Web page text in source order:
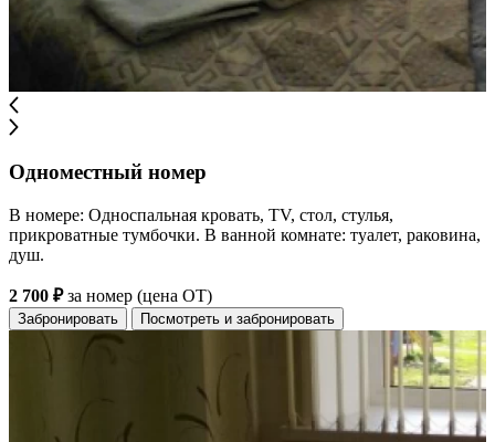
Одноместный номер
В номере: Односпальная кровать, TV, стол, стулья,
прикроватные тумбочки. В ванной комнате: туалет, раковина,
душ.
2 700 ₽за номер (цена ОТ)
Забронировать Посмотреть и забронировать